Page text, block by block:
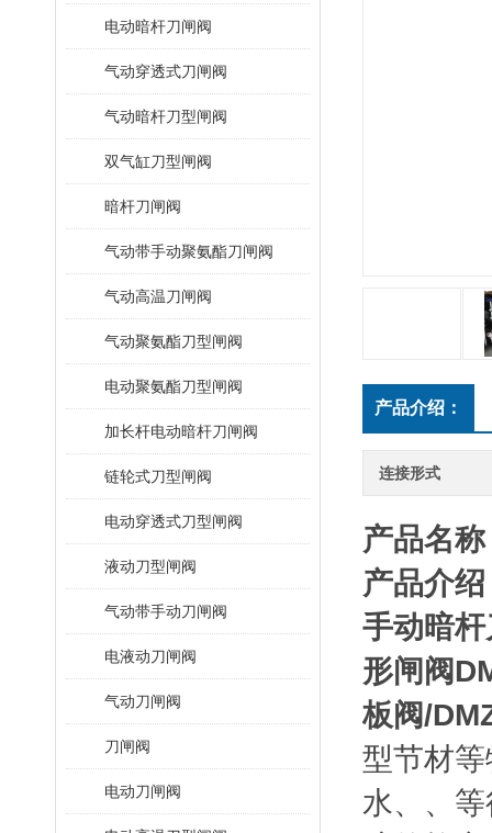
电动暗杆刀闸阀
气动穿透式刀闸阀
气动暗杆刀型闸阀
双气缸刀型闸阀
暗杆刀闸阀
气动带手动聚氨酯刀闸阀
气动高温刀闸阀
气动聚氨酯刀型闸阀
电动聚氨酯刀型闸阀
加长杆电动暗杆刀闸阀
链轮式刀型闸阀
电动穿透式刀型闸阀
液动刀型闸阀
气动带手动刀闸阀
电液动刀闸阀
气动刀闸阀
刀闸阀
电动刀闸阀
产品介绍：
连接形式
产品名
产品介
手动暗
形闸阀
板阀/
型节材
水、、